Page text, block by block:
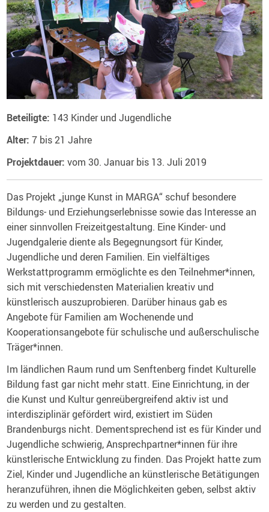
Beteiligte: 143 Kinder und Jugendliche
Alter:7 bis 21 Jahre
Projektdauer:vom 30. Januar bis 13. Juli 2019
Das Projekt „junge Kunst in MARGA“ schuf besondere
Bildungs- und Erziehungserlebnisse sowie das Interesse an
einer sinnvollen Freizeitgestaltung. Eine Kinder- und
Jugendgalerie diente als Begegnungsort für Kinder,
Jugendliche und deren Familien. Ein vielfältiges
Werkstattprogramm ermöglichte es den Teilnehmer*innen,
sich mit verschiedensten Materialien kreativ und
künstlerisch auszuprobieren. Darüber hinaus gab es
Angebote für Familien am Wochenende und
Kooperationsangebote für schulische und außerschulische
Träger*innen.
Im ländlichen Raum rund um Senftenberg findet Kulturelle
Bildung fast gar nicht mehr statt. Eine Einrichtung, in der
die Kunst und Kultur genreübergreifend aktiv ist und
interdisziplinär gefördert wird, existiert im Süden
Brandenburgs nicht. Dementsprechend ist es für Kinder und
Jugendliche schwierig, Ansprechpartner*innen für ihre
künstlerische Entwicklung zu finden. Das Projekt hatte zum
Ziel, Kinder und Jugendliche an künstlerische Betätigungen
heranzuführen, ihnen die Möglichkeiten geben, selbst aktiv
zu werden und zu gestalten.